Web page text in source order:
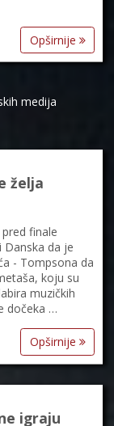
Opširnije
medija
želja
finale
Danska da je
- Tompsona da
koju su
muzičkih
dočeka …
Opširnije
igraju